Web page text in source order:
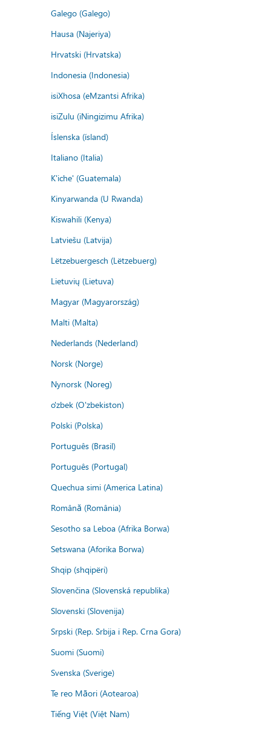
Galego (Galego)
Hausa (Najeriya)
Hrvatski (Hrvatska)
Indonesia (Indonesia)
isiXhosa (eMzantsi Afrika)
isiZulu (iNingizimu Afrika)
Íslenska (ísland)
Italiano (Italia)
K'iche' (Guatemala)
Kinyarwanda (U Rwanda)
Kiswahili (Kenya)
Latviešu (Latvija)
Lëtzebuergesch (Lëtzebuerg)
Lietuvių (Lietuva)
Magyar (Magyarország)
Malti (Malta)
Nederlands (Nederland)
Norsk (Norge)
Nynorsk (Noreg)
o'zbek (O'zbekiston)
Polski (Polska)
Português (Brasil)
Português (Portugal)
Quechua simi (America Latina)
Română (România)
Sesotho sa Leboa (Afrika Borwa)
Setswana (Aforika Borwa)
Shqip (shqipëri)
Slovenčina (Slovenská republika)
Slovenski (Slovenija)
Srpski (Rep. Srbija i Rep. Crna Gora)
Suomi (Suomi)
Svenska (Sverige)
Te reo Māori (Aotearoa)
Tiếng Việt (Việt Nam)